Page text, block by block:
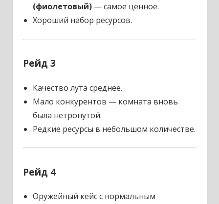
(фиолетовый)— самое ценное.
Хороший набор ресурсов.
Рейд 3
Качество лута среднее.
Мало конкурентов — комната вновь
была нетронутой.
Редкие ресурсы в небольшом количестве.
Рейд 4
Оружейный кейс с нормальным